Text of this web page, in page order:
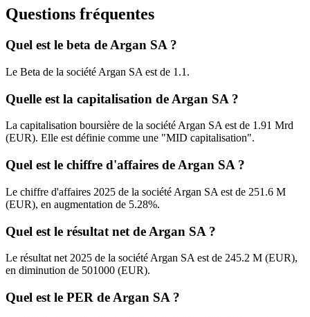
Questions fréquentes
Quel est le beta de Argan SA ?
Le Beta de la société Argan SA est de 1.1.
Quelle est la capitalisation de Argan SA ?
La capitalisation boursière de la société Argan SA est de 1.91 Mrd
(EUR). Elle est définie comme une "MID capitalisation".
Quel est le chiffre d'affaires de Argan SA ?
Le chiffre d'affaires 2025 de la société Argan SA est de 251.6 M
(EUR), en augmentation de 5.28%.
Quel est le résultat net de Argan SA ?
Le résultat net 2025 de la société Argan SA est de 245.2 M (EUR),
en diminution de 501000 (EUR).
Quel est le PER de Argan SA ?